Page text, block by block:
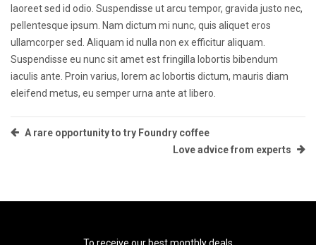
laoreet sed id odio. Suspendisse ut arcu tempor, gravida justo nec,
pellentesque ipsum. Nam dictum mi nunc, quis aliquet eros
ullamcorper sed. Aliquam id nulla non ex efficitur aliquam.
Suspendisse eu nunc sit amet est fringilla lobortis bibendum
iaculis ante. Proin varius, lorem ac lobortis dictum, mauris diam
eleifend metus, eu semper urna ante at libero.
Post
A rare opportunity to try Foundry coffee
Love advice from experts
To receive our best monthly deals